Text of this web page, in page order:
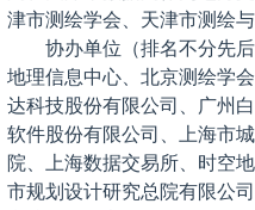
津市测绘学会、天津市测绘
协办单位（排名不分先
地理信息中心、北京测绘学
达科技股份有限公司、广州
软件股份有限公司、上海市
院、上海数据交易所、时空
市规划设计研究总院有限公